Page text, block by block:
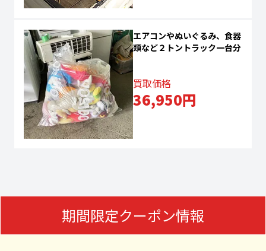
エアコンやぬいぐるみ、食器
類など２トントラック一台分
買取価格
36,950円
期間限定クーポン情報